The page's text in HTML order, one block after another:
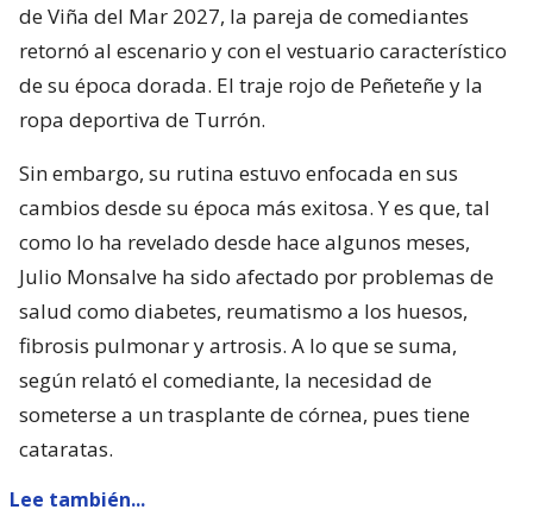
de Viña del Mar 2027, la pareja de comediantes
retornó al escenario y con el vestuario característico
de su época dorada. El traje rojo de Peñeteñe y la
ropa deportiva de Turrón.
Sin embargo, su rutina estuvo enfocada en sus
cambios desde su época más exitosa. Y es que, tal
como lo ha revelado desde hace algunos meses,
Julio Monsalve ha sido afectado por problemas de
salud como diabetes, reumatismo a los huesos,
fibrosis pulmonar y artrosis. A lo que se suma,
según relató el comediante, la necesidad de
someterse a un trasplante de córnea, pues tiene
cataratas.
Lee también...